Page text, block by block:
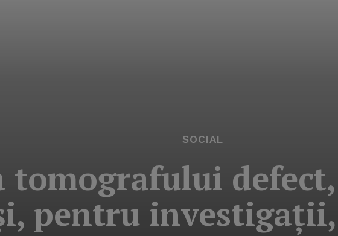
SOCIAL
tomografului
pentru